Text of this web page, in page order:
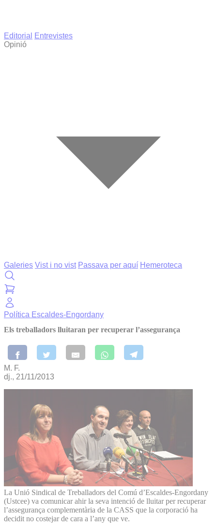
Editorial
Entrevistes
Opinió
Galeries Vist i no vist Passava per aquí Hemeroteca
Política Escaldes-Engordany
Els treballadors lluitaran per recuperar l’assegurança
M. F.
dj., 21/11/2013
La Unió Sindical de Treballadors del Comú d’Escaldes-Engordany
(Ustcee) va comunicar ahir la seva intenció de lluitar per recuperar
l’assegurança complementària de la CASS que la corporació ha
decidit no costejar de cara a l’any que ve.